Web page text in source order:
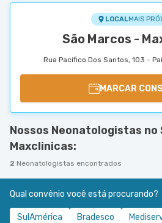
LOCALMAIS
São Marcos -
Rua Pacífico Dos Santos, 103 -
MARCAR
Nossos Neonatologistas no
Maxclinicas:
2 Neonatologistas encontrados
Qual convênio você está procurando?
SulAmérica Bradesco